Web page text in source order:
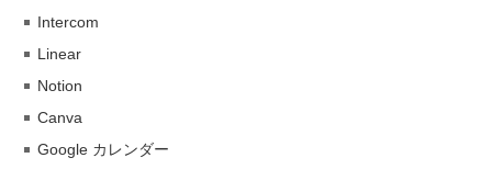
Intercom
Linear
Notion
Canva
Google カレンダー